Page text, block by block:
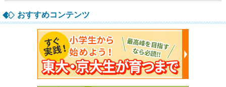
おすすめコンテンツ